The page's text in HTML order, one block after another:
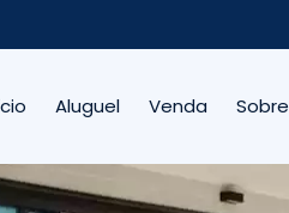
Aluguel Venda Sobre